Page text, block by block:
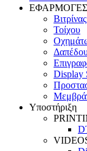
ΕΦΑΡΜΟΓΕΣ
Βιτρίνας
Τοίχου
Display
Υποστήριξη